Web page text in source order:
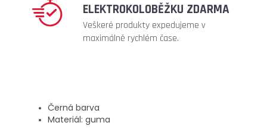
ELEKTROKOLOBĚŽKU ZDARMA
Veškeré produkty expedujeme v
maximálně rychlém čase.
Černá barva
Materiál: guma